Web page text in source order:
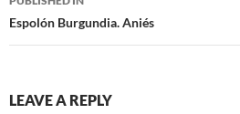
navigation
Espolón Burgundia. Aniés
LEAVE A REPLY